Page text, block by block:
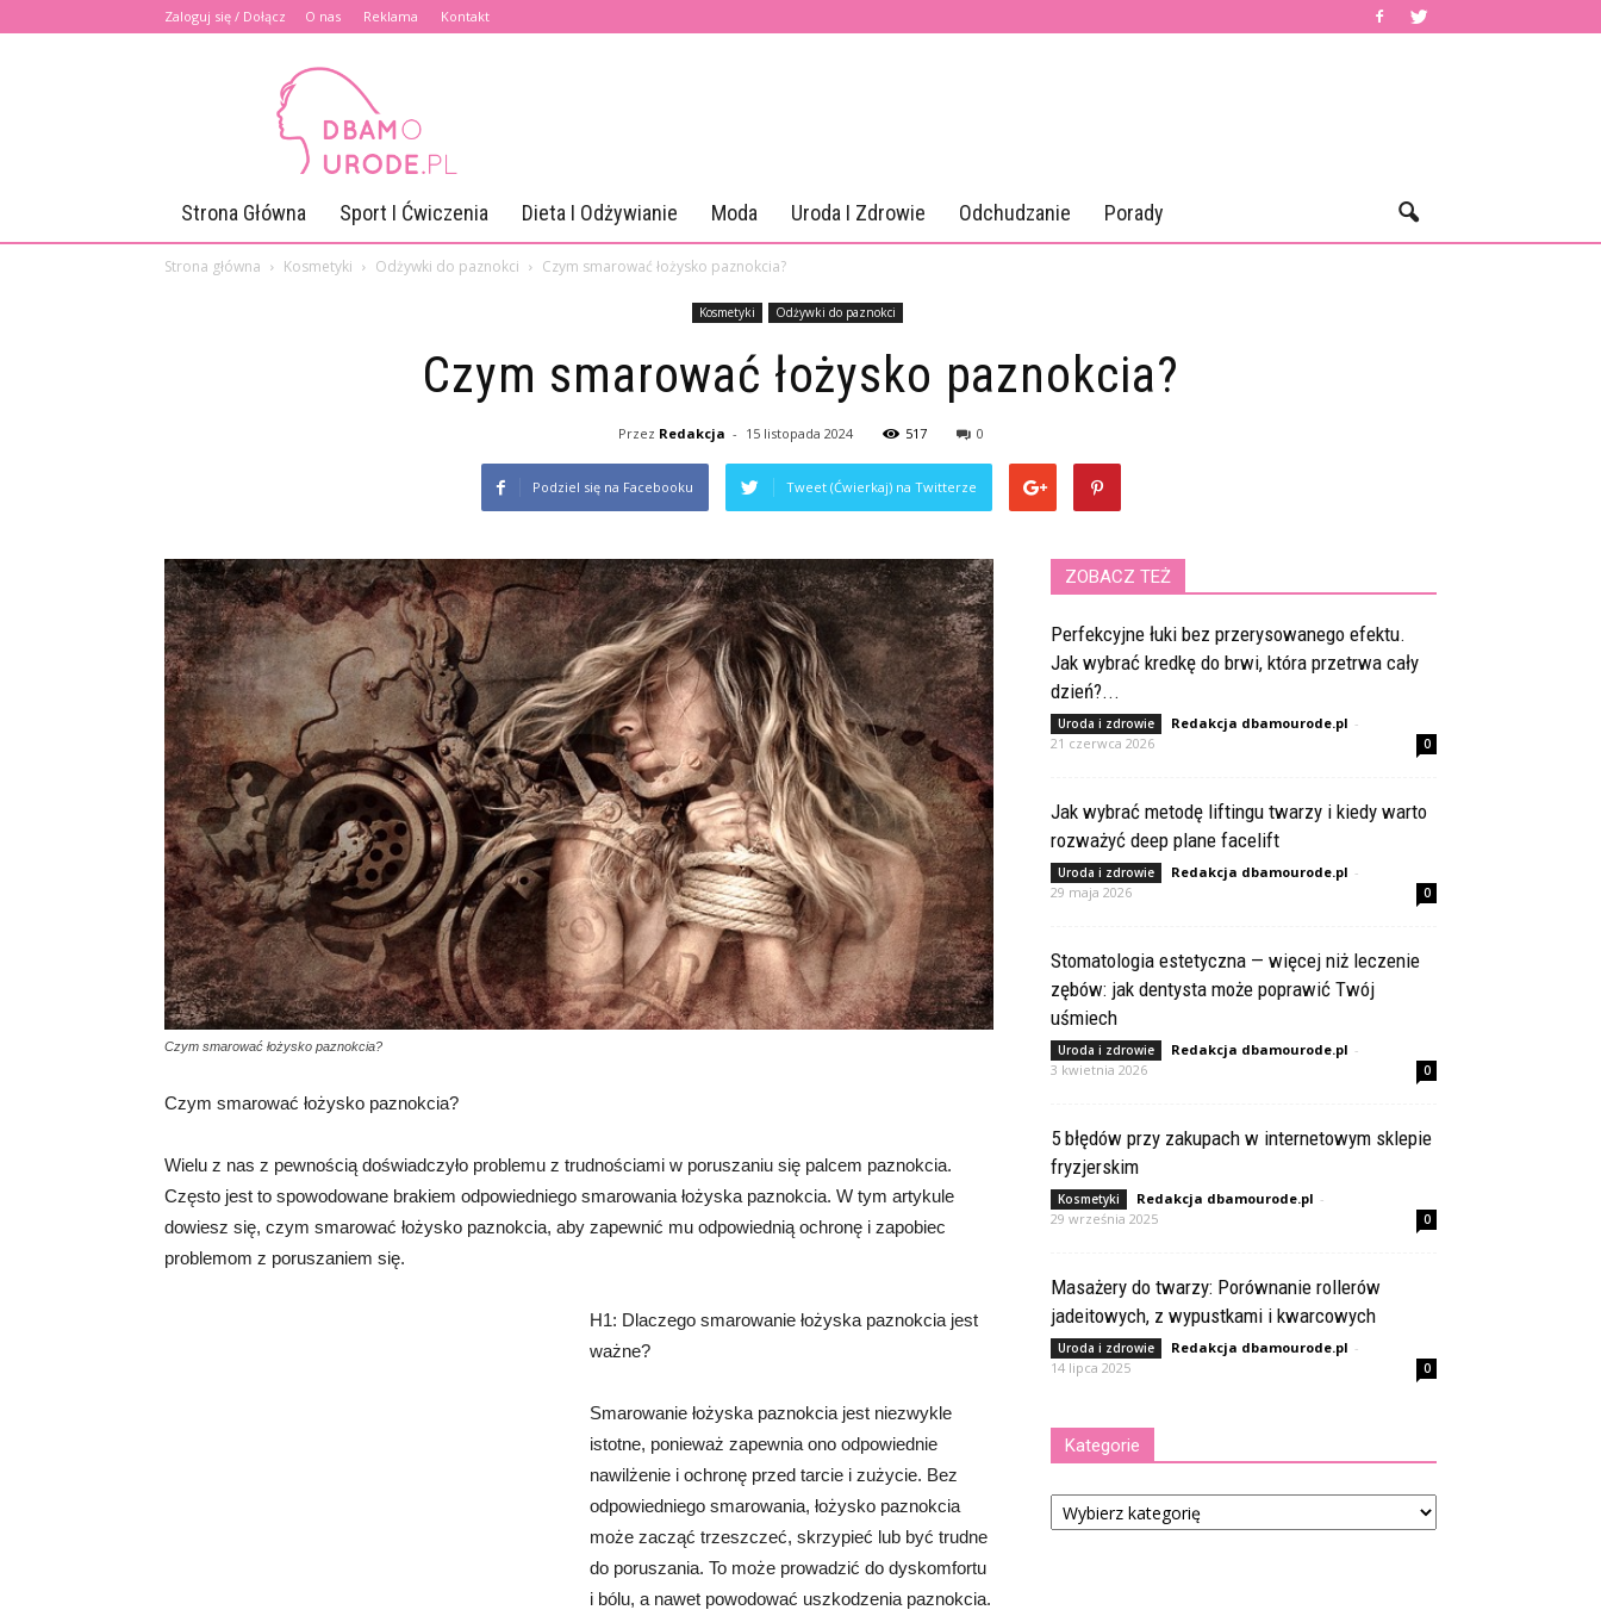
Zaloguj się / Dołącz O nas Reklama Kontakt
Dbamourode.pl
Strona Główna Sport I Ćwiczenia Dieta I Odżywianie Moda Uroda I Zdrowie Odchudzanie Porady
Strona główna Kosmetyki Odżywki do paznokci Czym smarować łożysko paznokcia?
Kosmetyki Odżywki do paznokci
Czym smarować łożysko paznokcia?
Przez Redakcja - 15 listopada 2024 517 0
Podziel się na Facebooku Tweet (Ćwierkaj) na Twitterze
Czym smarować łożysko paznokcia?
Czym smarować łożysko paznokcia?
Wielu z nas z pewnością doświadczyło problemu z trudnościami w poruszaniu się palcem paznokcia.
Często jest to spowodowane brakiem odpowiedniego smarowania łożyska paznokcia. W tym artykule
dowiesz się, czym smarować łożysko paznokcia, aby zapewnić mu odpowiednią ochronę i zapobiec
problemom z poruszaniem się.
H1: Dlaczego smarowanie łożyska paznokcia jest
ważne?
Smarowanie łożyska paznokcia jest niezwykle
istotne, ponieważ zapewnia ono odpowiednie
nawilżenie i ochronę przed tarcie i zużycie. Bez
odpowiedniego smarowania, łożysko paznokcia
może zacząć trzeszczeć, skrzypieć lub być trudne
do poruszania. To może prowadzić do dyskomfortu
i bólu, a nawet powodować uszkodzenia paznokcia.
ZOBACZ TEŻ
Perfekcyjne łuki bez przerysowanego efektu.
Jak wybrać kredkę do brwi, która przetrwa cały
dzień?...
Uroda i zdrowie Redakcja dbamourode.pl -
21 czerwca 2026
0
Jak wybrać metodę liftingu twarzy i kiedy warto
rozważyć deep plane facelift
Uroda i zdrowie Redakcja dbamourode.pl -
29 maja 2026
0
Stomatologia estetyczna — więcej niż leczenie
zębów: jak dentysta może poprawić Twój
uśmiech
Uroda i zdrowie Redakcja dbamourode.pl -
3 kwietnia 2026
0
5 błędów przy zakupach w internetowym sklepie
fryzjerskim
Kosmetyki Redakcja dbamourode.pl -
29 września 2025
0
Masażery do twarzy: Porównanie rollerów
jadeitowych, z wypustkami i kwarcowych
Uroda i zdrowie Redakcja dbamourode.pl -
14 lipca 2025
0
Kategorie
Kategorie